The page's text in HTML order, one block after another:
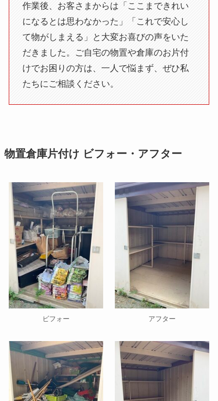
作業後、お客さまからは「ここまできれい
になるとは思わなかった」「これで安心し
て物がしまえる」と大変お喜びの声をいた
だきました。ご自宅の物置や倉庫のお片付
けでお困りの方は、一人で悩まず、ぜひ私
たちにご相談ください。
物置倉庫片付け ビフォー・アフター
ビフォー アフター